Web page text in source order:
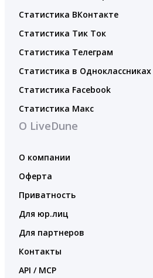
Статистика ВКонтакте
Статистика Тик Ток
Статистика Телеграм
Статистика в Одноклассниках
Статистика Facebook
Статистика Макс
О LiveDune
О компании
Оферта
Приватность
Для юр.лиц
Для партнеров
Контакты
API / MCP